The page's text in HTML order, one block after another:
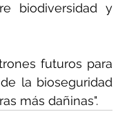
biodiversidad y
futuros para
la bioseguridad
más dañinas".